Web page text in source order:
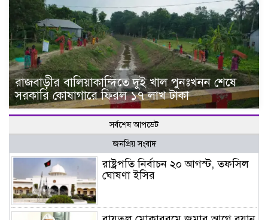
রাজবাড়ীর বালিয়াকান্দিতে দুই খাল পুনঃখনন শেষে
সরকারি কোষাগারে ফিরল ১৭ লাখ টাকা
সর্বশেষ আপডেট
জনপ্রিয় সংবাদ
রাষ্ট্রপতি নির্বাচন ২০ আগস্ট, তফসিল
ঘোষণা ইসির